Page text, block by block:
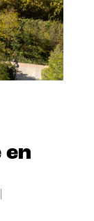
en